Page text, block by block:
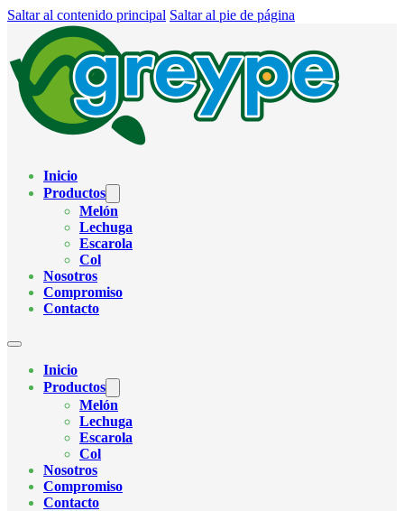
Saltar al contenido principal Saltar al pie de página
Inicio
Productos
Melón
Lechuga
Escarola
Col
Nosotros
Compromiso
Contacto
Inicio
Productos
Melón
Lechuga
Escarola
Col
Nosotros
Compromiso
Contacto